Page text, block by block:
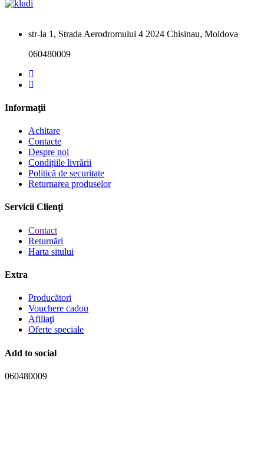
str-la 1, Strada Aerodromului 4 2024 Chisinau, Moldova
060480009
Informaţii
Achitare
Contacte
Despre noi
Condițiile livrării
Politică de securitate
Returnarea produselor
Servicii Clienţi
Contact
Returnări
Harta sitului
Extra
Producători
Vouchere cadou
Afiliaţi
Oferte speciale
Add to social
060480009